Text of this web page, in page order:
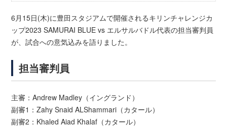
6月15日(木)に豊田スタジアムで開催されるキリンチャレンジカ
ップ2023 SAMURAI BLUE vs エルサルバドル代表の担当審判員
が、試合への意気込みを語りました。
担当審判員
主審：Andrew Madley（イングランド）
副審1：Zahy Snaid ALShammari（カタール）
副審2：Khaled Aiad Khalaf（カタール）